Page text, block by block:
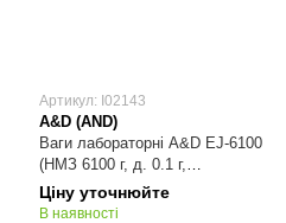
Артикул: I02143
A&D (AND)
Ваги лабораторні A&D EJ-6100
(НМЗ 6100 г, д. 0.1 г,
платформа 127х140 мм)
Ціну уточнюйте
В наявності